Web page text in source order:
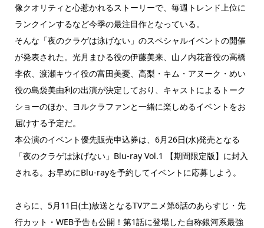
像クオリティと心惹かれるストーリーで、毎週トレンド上位に
ランクインするなど今季の最注目作となっている。
そんな「夜のクラゲは泳げない」のスペシャルイベントの開催
が発表された。光月まひる役の伊藤美来、山ノ内花音役の高橋
李依、渡瀬キウイ役の富田美憂、高梨・キム・アヌーク・めい
役の島袋美由利の出演が決定しており、キャストによるトーク
ショーのほか、ヨルクラファンと一緒に楽しめるイベントをお
届けする予定だ。
本公演のイベント優先販売申込券は、6月26日(水)発売となる
「夜のクラゲは泳げない」Blu-ray Vol.1 【期間限定版】に封入
される。お早めにBlu-rayを予約してイベントに応募しよう。
さらに、5月11日(土)放送となるTVアニメ第6話のあらすじ・先
行カット・WEB予告も公開！第1話に登場した自称銀河系最強